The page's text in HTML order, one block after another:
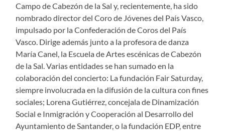
Campo de Cabezón de la Sal y, recientemente, ha sido
nombrado director del Coro de Jóvenes del País Vasco,
impulsado por la Confederación de Coros del País
Vasco. Dirige además junto a la profesora de danza
María Canel, la Escuela de Artes escénicas de Cabezón
de la Sal. Varias entidades se han sumado en la
colaboración del concierto: La fundación Fair Saturday,
siempre involucrada en la difusión de la cultura con fines
sociales; Lorena Gutiérrez, concejala de Dinamización
Social e Inmigración y Cooperación al Desarrollo del
Ayuntamiento de Santander, o la fundación EDP, entre